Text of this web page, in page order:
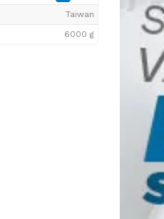
Taiwan
6000 g